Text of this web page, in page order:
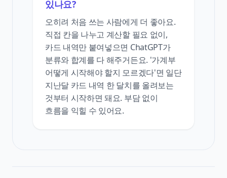
있나요?
오히려 처음 쓰는 사람에게 더 좋아요.
직접 칸을 나누고 계산할 필요 없이,
카드 내역만 붙여넣으면 ChatGPT가
분류와 합계를 다 해주거든요. '가계부
어떻게 시작해야 할지 모르겠다'면 일단
지난달 카드 내역 한 달치를 올려보는
것부터 시작하면 돼요. 부담 없이
흐름을 익힐 수 있어요.